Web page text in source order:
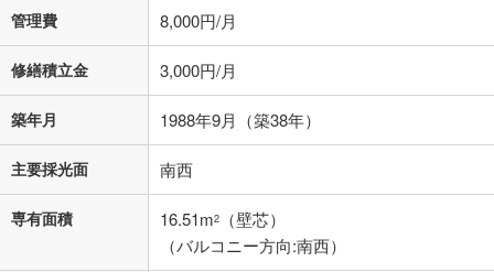
管理費 8,000円/月
修繕積立金 3,000円/月
築年月 1988年9月（築38年）
主要採光面 南西
専有面積 16.51m2
（壁芯）
（バルコニー方向:南西）